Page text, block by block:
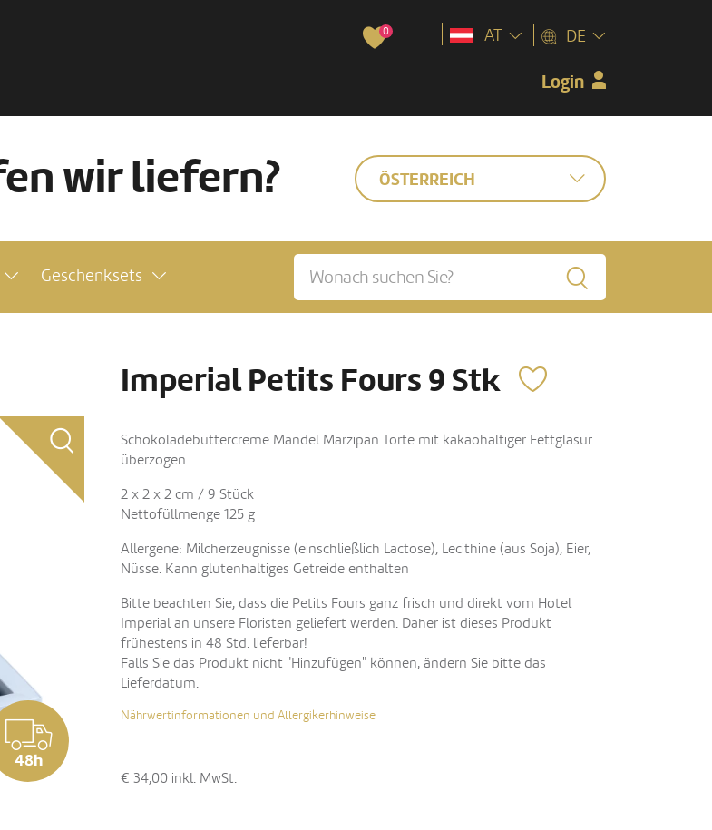
0
Login
AT DE
wir liefern? ÖSTERREICH
Geschenksets
48h
Imperial Petits Fours 9 Stk
Schokoladebuttercreme Mandel Marzipan Torte mit kakaohaltiger Fettglasur
überzogen.
2 x 2 x 2 cm / 9 Stück
Nettofüllmenge 125 g
Allergene: Milcherzeugnisse (einschließlich Lactose), Lecithine (aus Soja), Eier,
Nüsse. Kann glutenhaltiges Getreide enthalten
Bitte beachten Sie, dass die Petits Fours ganz frisch und direkt vom Hotel
Imperial an unsere Floristen geliefert werden. Daher ist dieses Produkt
frühestens in 48 Std. lieferbar!
Falls Sie das Produkt nicht "Hinzufügen" können, ändern Sie bitte das
Lieferdatum.
Nährwertinformationen und Allergikerhinweise
€ 34,00 inkl. MwSt.